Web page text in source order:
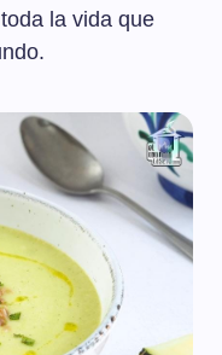
la vida que